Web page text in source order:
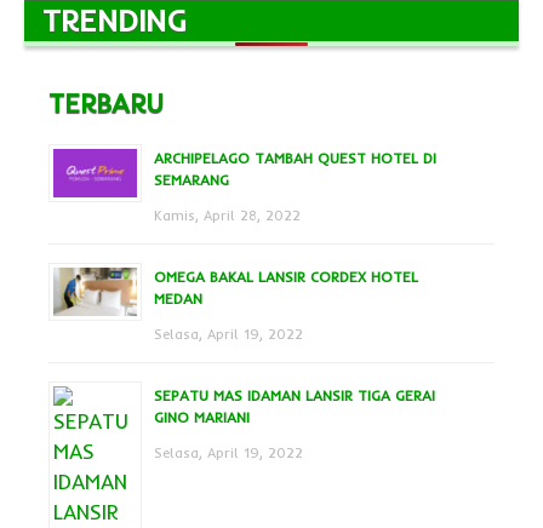
TRENDING
TERBARU
ARCHIPELAGO TAMBAH QUEST HOTEL DI
SEMARANG
Kamis, April 28, 2022
OMEGA BAKAL LANSIR CORDEX HOTEL
MEDAN
Selasa, April 19, 2022
SEPATU MAS IDAMAN LANSIR TIGA GERAI
GINO MARIANI
Selasa, April 19, 2022